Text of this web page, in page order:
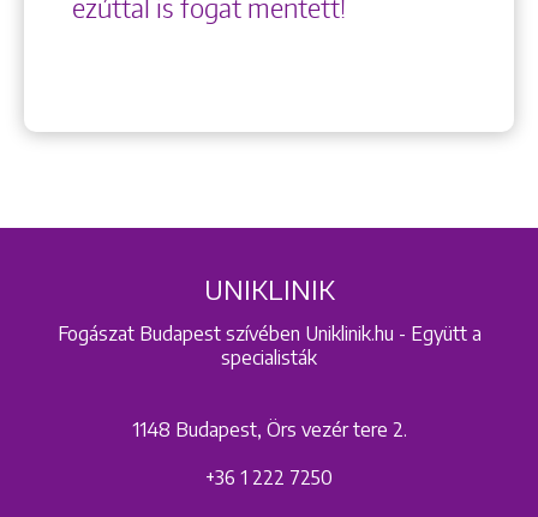
ezúttal is fogat mentett!
UNIKLINIK
Fogászat Budapest szívében Uniklinik.hu - Együtt a
specialisták
1148 Budapest, Örs vezér tere 2.
+36 1 222 7250